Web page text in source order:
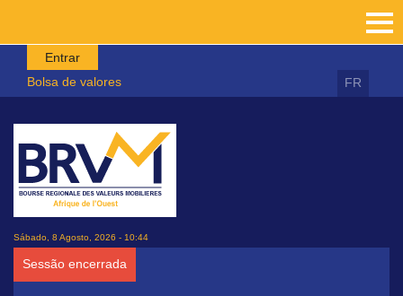
Passar para o conteúdo principal
Entrar
Bolsa de valores
FR
Sábado, 8 Agosto, 2026 - 10:44
Sessão encerrada